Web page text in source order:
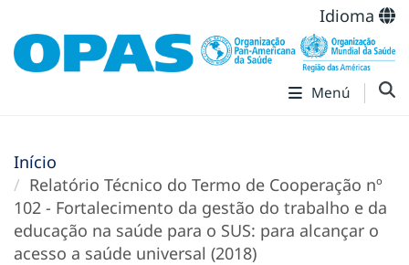
Idioma
Menú
Início
Relatório Técnico do Termo de Cooperação nº
102 - Fortalecimento da gestão do trabalho e da
educação na saúde para o SUS: para alcançar o
acesso a saúde universal (2018)